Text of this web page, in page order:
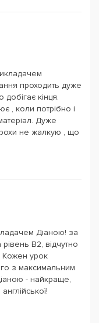
проходить дуже
кінця.
, коли потрібно і
Дуже
не жалкую , що
Діаною! за
B2, відчутно
Кожен урок
з максимальним
- найкраще,